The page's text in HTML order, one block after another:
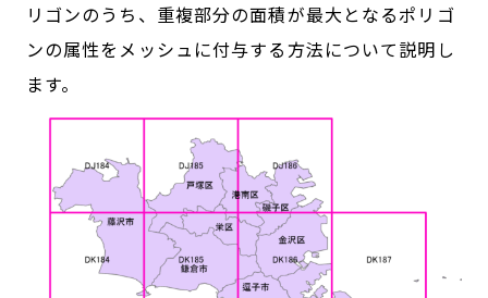
リゴンのうち、重複部分の面積が最大となるポリゴ
ンの属性をメッシュに付与する方法について説明し
ます。